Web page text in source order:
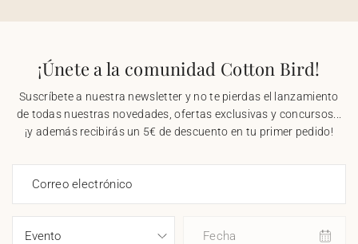
¡Únete a la comunidad Cotton Bird!
Suscríbete a nuestra newsletter y no te pierdas el lanzamiento
de todas nuestras novedades, ofertas exclusivas y concursos...
¡y además recibirás un 5€ de descuento en tu primer pedido!
Correo electrónico
Fecha